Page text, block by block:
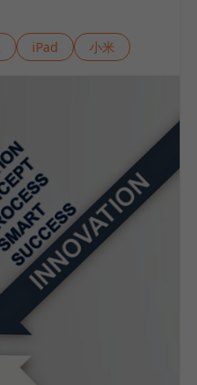
iPad 小米